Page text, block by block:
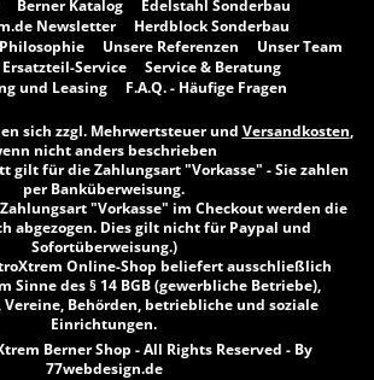
Berner Katalog
Edelstahl Sonderbau
Newsletter
Herdblock Sonderbau
Philosophie Unsere Referenzen
Unser Team
Ersatzteil-Service
Service & Beratung
und Leasing
F.A.Q. - Häufige Fragen
sich zzgl. Mehrwertsteuer und Versandkosten,
nicht anders beschrieben
gilt für die Zahlungsart "Vorkasse" - Sie zahlen
per Banküberweisung.
"Vorkasse" im Checkout werden die
abgezogen. Dies gilt nicht für Paypal und
Sofortüberweisung.)
Online-Shop beliefert ausschließlich
Sinne des § 14 BGB (gewerbliche Betriebe),
Behörden, betriebliche und soziale
Einrichtungen.
Berner Shop - All Rights Reserved - By
77webdesign.de